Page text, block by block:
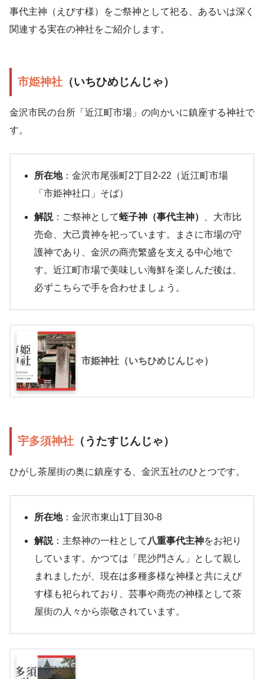
事代主神（えびす様）をご祭神として祀る、あるいは深く
関連する実在の神社をご紹介します。
市姫神社 （いちひめじんじゃ）
金沢市民の台所「近江町市場」の向かいに鎮座する神社で
す。
所在地：金沢市尾張町2丁目2-22（近江町市場
「市姫神社口」そば）
解説：ご祭神として蛭子神（事代主神）
、大市比
売命、大己貴神を祀っています。まさに市場の守
護神であり、金沢の商売繁盛を支える中心地で
す。近江町市場で美味しい海鮮を楽しんだ後は、
必ずこちらで手を合わせましょう。
市姫神社（いちひめじんじゃ）
宇多須神社 （うたすじんじゃ）
ひがし茶屋街の奥に鎮座する、金沢五社のひとつです。
所在地：金沢市東山1丁目30-8
解説：主祭神の一柱として八重事代主神をお祀り
しています。かつては「毘沙門さん」として親し
まれましたが、現在は多種多様な神様と共にえび
す様も祀られており、芸事や商売の神様として茶
屋街の人々から崇敬されています。